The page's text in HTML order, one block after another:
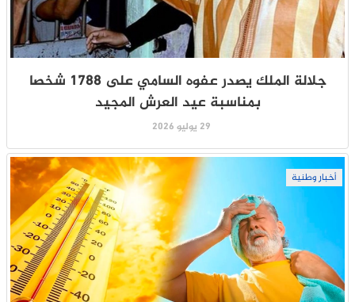
جلالة الملك يصدر عفوه السامي على 1788 شخصا
بمناسبة عيد العرش المجيد
29 يوليو 2026
أخبار وطنية